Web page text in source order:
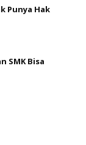
Punya Hak
SMK Bisa